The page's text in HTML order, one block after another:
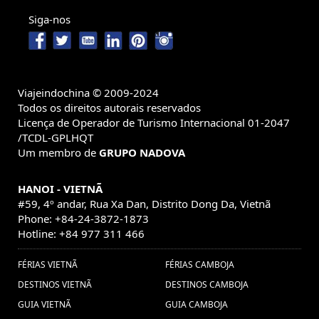
Rai Vacaciones (1) ,
(7) , visitar saigao (1) ,Recorrido
viajes a asia (1) ,viajes camboya
myanmar (1) ,Guia de viajes
vietnam e indochina (1) ,
baratos Laos (1) ,Visitar vietna (32) ,
Família Mianmar (2) , Qué comer en Camboya (1) ,
Kim Jong Un (1) ,
Vacaciones Luang Prabang (1) ,
Guia de Viaje Tailandia (1) ,
Viajes en familia a
Laos (1) ,Viajar a Birmania (1) ,
Fórmula Uno de Vietnam (1) ,
Siga-nos
Viajeindochina © 2009-2024
Todos os direitos autorais reservados
Licença de Operador de Turismo Internacional 01-2047
/TCDL-GPLHQT
Um membro de GRUPO NADOVA
HANOI - VIETNÃ
#59, 4º andar, Rua Xa Dan, Distrito Dong Da, Vietnã
Phone: +84-24-3872-1873
Hotline: +84 977 311 466
FÉRIAS VIETNÃ
DESTINOS VIETNÃ
GUIA VIETNÃ
FÉRIAS CAMBOJA
DESTINOS CAMBOJA
GUIA CAMBOJA